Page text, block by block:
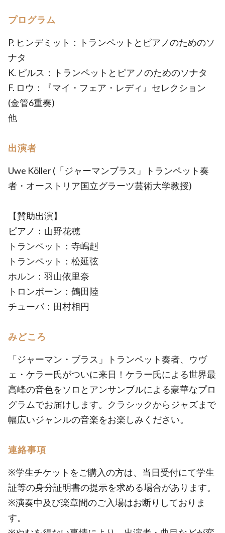
プログラム
P. ヒンデミット：トランペットとピアノのためのソ
ナタ
K. ピルス：トランペットとピアノのためのソナタ
F. ロウ：『マイ・フェア・レディ』セレクション
(金管6重奏)
他
出演者
Uwe Köller (「ジャーマンブラス」トランペット奏
者・オーストリア国立グラーツ芸術大学教授)
【賛助出演】
ピアノ：山野花穂
トランペット：寺嶋赳
トランペット：松延弦
ホルン：羽山依里奈
トロンボーン：鶴田陸
チューバ：田村相円
みどころ
「ジャーマン・ブラス」トランペット奏者、ウヴ
ェ・ケラー氏がついに来日！ケラー氏による世界最
高峰の音色をソロとアンサンブルによる豪華なプロ
グラムでお届けします。クラシックからジャズまで
幅広いジャンルの音楽をお楽しみください。
連絡事項
※学生チケットをご購入の方は、当日受付にて学生
証等の身分証明書の提示を求める場合があります。
※演奏中及び楽章間のご入場はお断りしておりま
す。